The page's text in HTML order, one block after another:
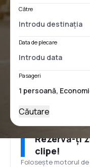
Către
Data de plecare
Pasageri
Căutare
Rezervă-ți
clipe!
Folosește motorul